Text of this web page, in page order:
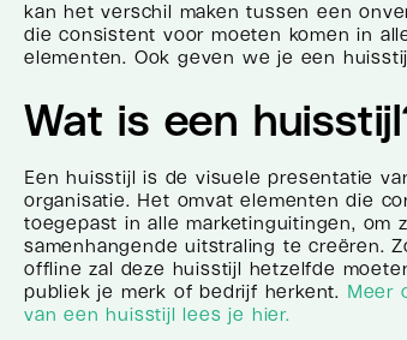
kan het verschil maken tussen een
die consistent voor moeten komen in
elementen. Ook geven we je een
Wat is een
Een huisstijl is de visuele presentatie
organisatie. Het omvat elementen die
toegepast in alle marketinguitingen, om
samenhangende uitstraling te creëren.
offline zal deze huisstijl hetzelfde
publiek je merk of bedrijf herkent. Meer
van een huisstijl lees je hier.